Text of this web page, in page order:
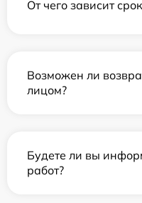
От чего зависит
Возможен ли
лицом?
Будете ли вы
работ?